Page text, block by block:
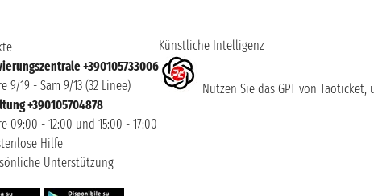
+390105733006
9/19 - Sam 9/13 (32 Linee)
+390105704878
09:00 - 12:00 und 15:00 - 17:00
Hilfe
Unterstützung
Künstliche Intelligenz
Nutzen Sie das GPT von